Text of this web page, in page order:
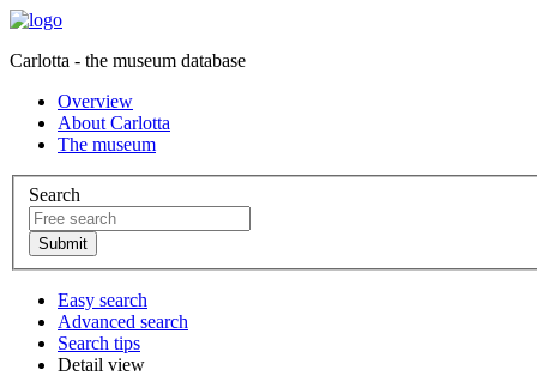
Carlotta - the museum database
Overview
About Carlotta
The museum
Search
Easy search
Advanced search
Search tips
Detail view